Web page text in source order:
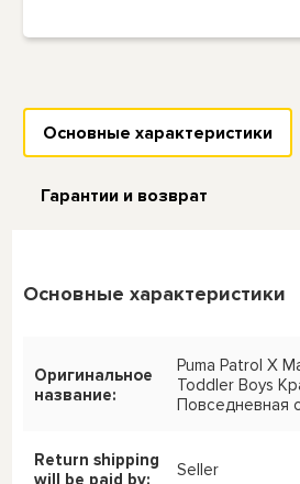
Основные характеристики
Гарантии и возврат
Основные характеристики
Оригинальное
название:
Puma Patrol X
Toddler Boys
Повседневная
Return shipping
will be paid by:
Seller